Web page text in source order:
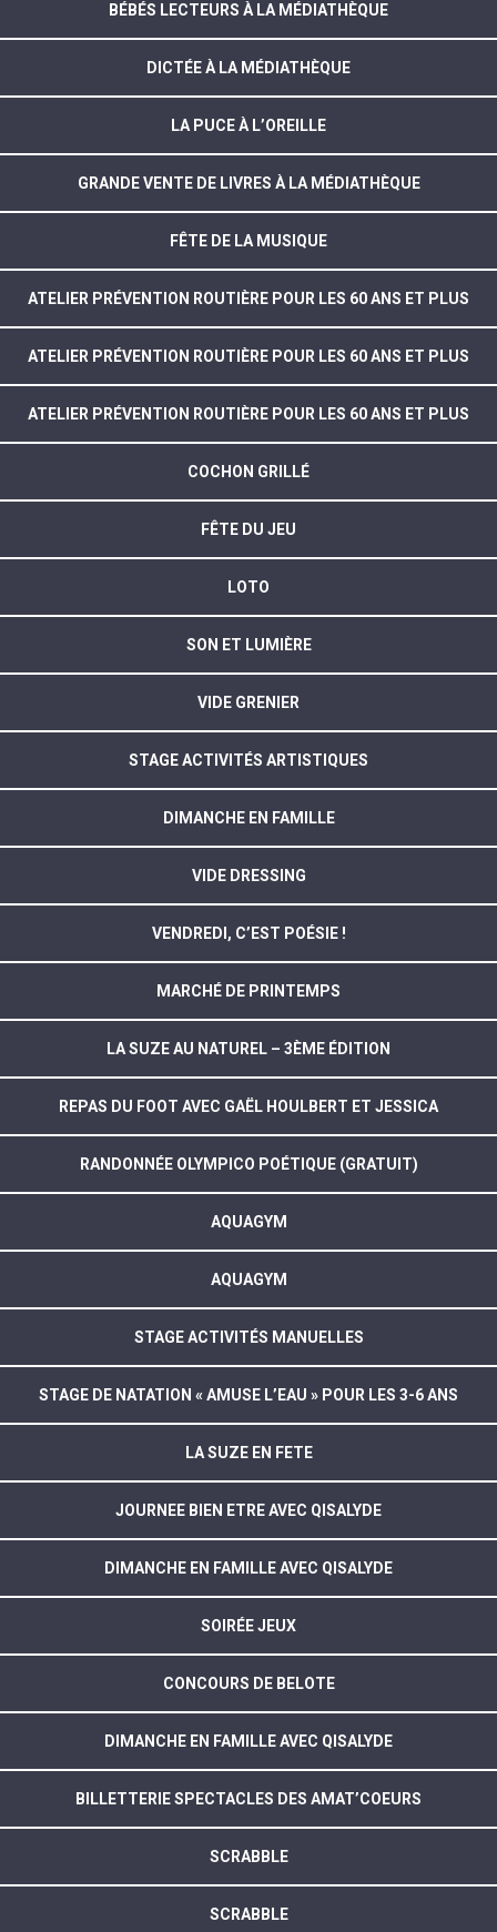
BÉBÉS LECTEURS À LA MÉDIATHÈQUE
DICTÉE À LA MÉDIATHÈQUE
LA PUCE À L’OREILLE
GRANDE VENTE DE LIVRES À LA MÉDIATHÈQUE
FÊTE DE LA MUSIQUE
ATELIER PRÉVENTION ROUTIÈRE POUR LES 60 ANS ET PLUS
ATELIER PRÉVENTION ROUTIÈRE POUR LES 60 ANS ET PLUS
ATELIER PRÉVENTION ROUTIÈRE POUR LES 60 ANS ET PLUS
COCHON GRILLÉ
FÊTE DU JEU
LOTO
SON ET LUMIÈRE
VIDE GRENIER
STAGE ACTIVITÉS ARTISTIQUES
DIMANCHE EN FAMILLE
VIDE DRESSING
VENDREDI, C’EST POÉSIE !
MARCHÉ DE PRINTEMPS
LA SUZE AU NATUREL – 3ÈME ÉDITION
REPAS DU FOOT AVEC GAËL HOULBERT ET JESSICA
RANDONNÉE OLYMPICO POÉTIQUE (GRATUIT)
AQUAGYM
AQUAGYM
STAGE ACTIVITÉS MANUELLES
STAGE DE NATATION « AMUSE L’EAU » POUR LES 3-6 ANS
LA SUZE EN FETE
JOURNEE BIEN ETRE AVEC QISALYDE
DIMANCHE EN FAMILLE AVEC QISALYDE
SOIRÉE JEUX
CONCOURS DE BELOTE
DIMANCHE EN FAMILLE AVEC QISALYDE
BILLETTERIE SPECTACLES DES AMAT’COEURS
SCRABBLE
SCRABBLE